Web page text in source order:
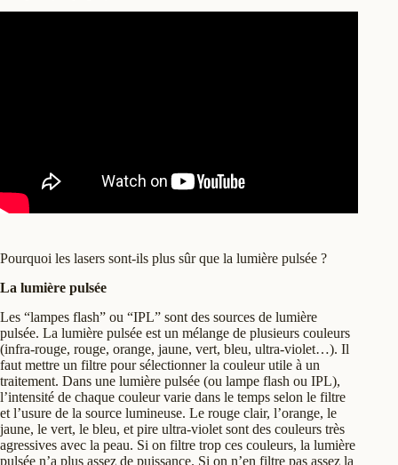
Pourquoi les lasers sont-ils plus sûr que la lumière pulsée ?
La lumière pulsée
Les “lampes flash” ou “IPL” sont des sources de lumière
pulsée. La lumière pulsée est un mélange de plusieurs couleurs
(infra-rouge, rouge, orange, jaune, vert, bleu, ultra-violet…). Il
faut mettre un filtre pour sélectionner la couleur utile à un
traitement. Dans une lumière pulsée (ou lampe flash ou IPL),
l’intensité de chaque couleur varie dans le temps selon le filtre
et l’usure de la source lumineuse. Le rouge clair, l’orange, le
jaune, le vert, le bleu, et pire ultra-violet sont des couleurs très
agressives avec la peau. Si on filtre trop ces couleurs, la lumière
pulsée n’a plus assez de puissance. Si on n’en filtre pas assez la